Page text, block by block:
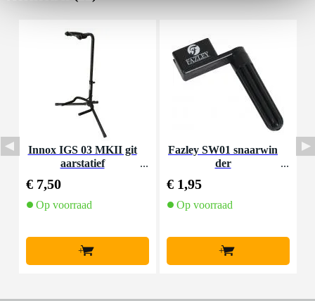
Innox IGS 03 MKII git
aarstatief
€ 7,50
Op voorraad
+
Fazley SW01 snaarwin
der
€ 1,95
Op voorraad
+